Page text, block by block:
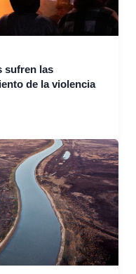
sufren las
de la violencia